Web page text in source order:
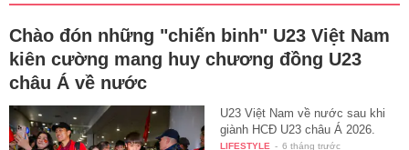
Chào đón những "chiến binh" U23 Việt Nam
kiên cường mang huy chương đồng U23
châu Á về nước
U23 Việt Nam về nước sau khi
giành HCĐ U23 châu Á 2026.
LIFESTYLE - 6 tháng trước